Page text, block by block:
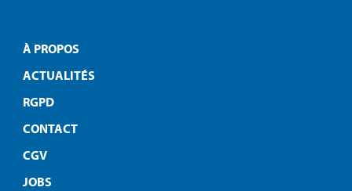
À PROPOS
ACTUALITÉS
RGPD
CONTACT
CGV
JOBS